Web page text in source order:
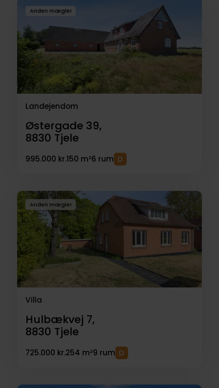
Anden mægler
Landejendom
Østergade 39,
8830 Tjele
995.000 kr.150 m²6 rum
Anden mægler
Villa
Hulbækvej 7,
8830 Tjele
725.000 kr.254 m²9 rum